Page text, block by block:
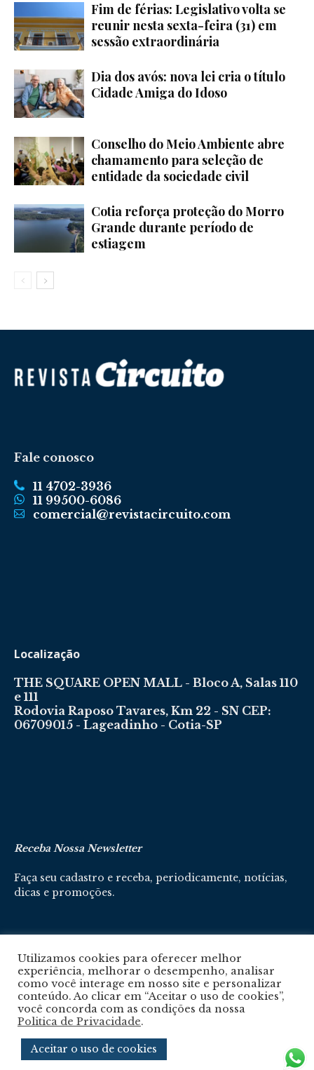
Fim de férias: Legislativo volta se
reunir nesta sexta-feira (31) em
sessão extraordinária
Dia dos avós: nova lei cria o título
Cidade Amiga do Idoso
Conselho do Meio Ambiente abre
chamamento para seleção de
entidade da sociedade civil
Cotia reforça proteção do Morro
Grande durante período de
estiagem
Fale conosco
11 4702-3936
11 99500-6086
comercial@revistacircuito.com
Localização
THE SQUARE OPEN MALL - Bloco A, Salas 110
e 111
Rodovia Raposo Tavares, Km 22 - SN CEP:
06709015 - Lageadinho - Cotia-SP
Receba Nossa Newsletter
Faça seu cadastro e receba, periodicamente, notícias,
dicas e promoções.
Cadastre-se aqui
Política De Privacidade
© 2024 © Revista Circuito. Todos os Direitos Reservados. Desenvolvido com
Utilizamos cookies para oferecer melhor
experiência, melhorar o desempenho, analisar
como você interage em nosso site e personalizar
conteúdo. Ao clicar em “Aceitar o uso de cookies”,
você concorda com as condições da nossa
Politica de Privacidade.
Aceitar o uso de cookies